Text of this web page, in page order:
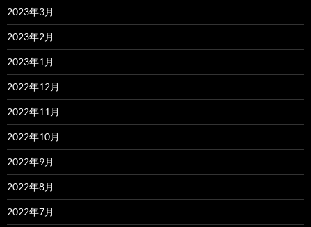
2023年3月
2023年2月
2023年1月
2022年12月
2022年11月
2022年10月
2022年9月
2022年8月
2022年7月